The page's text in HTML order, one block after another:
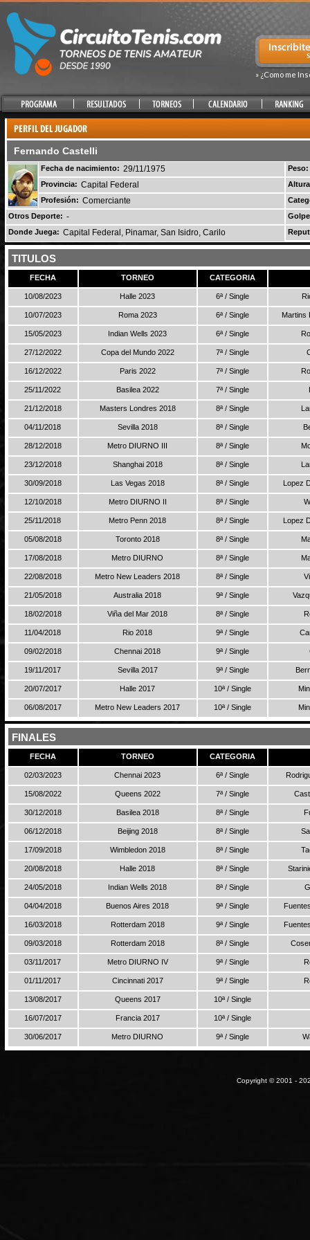
» ¿Como me
Fernando Castelli
Fecha de nacimiento: 29/11/1975
Peso:
Provincia: Capital Federal
Profesión: Comerciante
Otros Deporte: -
Donde Juega: Capital Federal, Pinamar, San Isidro, Carilo
TITULOS
FECHA TORNEO CATEGORIA
10/08/2023 Halle 2023 6ª / Single
10/07/2023 Roma 2023 6ª / Single Martins
15/05/2023 Indian Wells 2023 6ª / Single
27/12/2022 Copa del Mundo 2022 7ª / Single
16/12/2022 Paris 2022 7ª / Single
25/11/2022 Basilea 2022 7ª / Single
21/12/2018 Masters Londres 2018 8ª / Single
04/11/2018 Sevilla 2018 8ª / Single
28/12/2018 Metro DIURNO III 8ª / Single
23/12/2018 Shanghai 2018 8ª / Single
30/09/2018 Las Vegas 2018 8ª / Single Lopez
12/10/2018 Metro DIURNO II 8ª / Single
25/11/2018 Metro Penn 2018 8ª / Single Lopez
05/08/2018 Toronto 2018 8ª / Single
17/08/2018 Metro DIURNO 8ª / Single
22/08/2018 Metro New Leaders 2018 8ª / Single
21/05/2018 Australia 2018 9ª / Single
18/02/2018 Viña del Mar 2018 8ª / Single
11/04/2018 Rio 2018 9ª / Single
09/02/2018 Chennai 2018 9ª / Single
19/11/2017 Sevilla 2017 9ª / Single
20/07/2017 Halle 2017 10ª / Single
06/08/2017 Metro New Leaders 2017 10ª / Single
FINALES
FECHA TORNEO CATEGORIA
02/03/2023 Chennai 2023 6ª / Single
15/08/2022 Queens 2022 7ª / Single
30/12/2018 Basilea 2018 8ª / Single
06/12/2018 Beijing 2018 8ª / Single
17/09/2018 Wimbledon 2018 8ª / Single
20/08/2018 Halle 2018 8ª / Single
24/05/2018 Indian Wells 2018 8ª / Single
04/04/2018 Buenos Aires 2018 9ª / Single
16/03/2018 Rotterdam 2018 9ª / Single
09/03/2018 Rotterdam 2018 8ª / Single
03/11/2017 Metro DIURNO IV 9ª / Single
01/11/2017 Cincinnati 2017 9ª / Single
13/08/2017 Queens 2017 10ª / Single
16/07/2017 Francia 2017 10ª / Single
30/06/2017 Metro DIURNO 9ª / Single
Copyright © 2001 -